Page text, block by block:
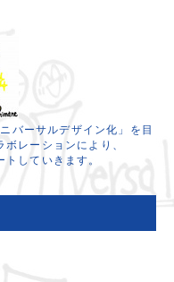
バーサルデザイン化」を目
レーションにより、
していきます。